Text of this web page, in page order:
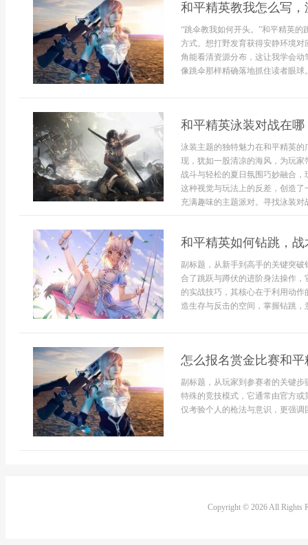
和平精英教我怎么写
“跳伞教我如何开头。”和平精英
方式。想打野发育获得安静环境
角能看清资源分布，这让我学会
像跳伞那样精确落地抓住读者眼球
和平精英泳装对战在
泳装主题的独特魅力在和平精英
现，犹如一股清凉的海风，为玩
战斗与轻松的夏日氛围巧妙融合
这种视觉与玩法上的反差，创造
充满趣味的主题派对。寻找泳装对
和平精英如何钻跳，
副标题，从新手到高手的关键突
合了跳跃与蹲伏的进阶身法操作
的实战技巧，其核心在于利用动
造生存与反击的空间，掌握钻跳
怎么报名赏金比赛和
副标题，从玩家到参赛者的关键
特殊的竞技模式，它通常由官方
仅考验个人的枪法与意识，更强
Copyright © 2026 All Rights